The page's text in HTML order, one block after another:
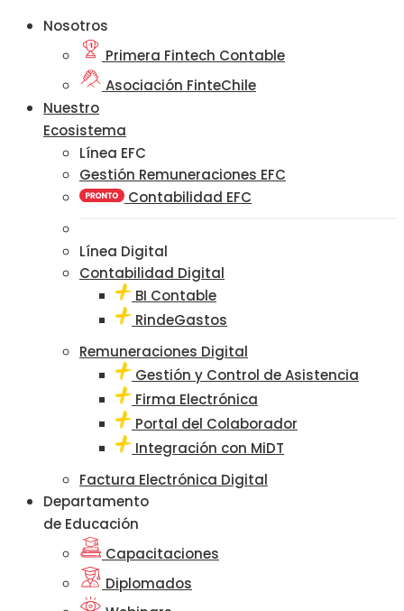
Nosotros
Primera Fintech Contable
Asociación FinteChile
Nuestro
Ecosistema
Línea EFC
Gestión Remuneraciones EFC
Contabilidad EFC
Línea Digital
Contabilidad Digital
BI Contable
RindeGastos
Remuneraciones Digital
Gestión y Control de Asistencia
Firma Electrónica
Portal del Colaborador
Integración con MiDT
Factura Electrónica Digital
Departamento
de Educación
Capacitaciones
Diplomados